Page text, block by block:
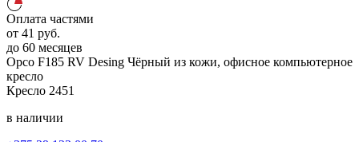
Оплата частями
от 41 руб.
до 60 месяцев
Орсо F185 RV Desing Чёрный из кожи, офисное компьютерное
кресло
Кресло 2451
в наличии